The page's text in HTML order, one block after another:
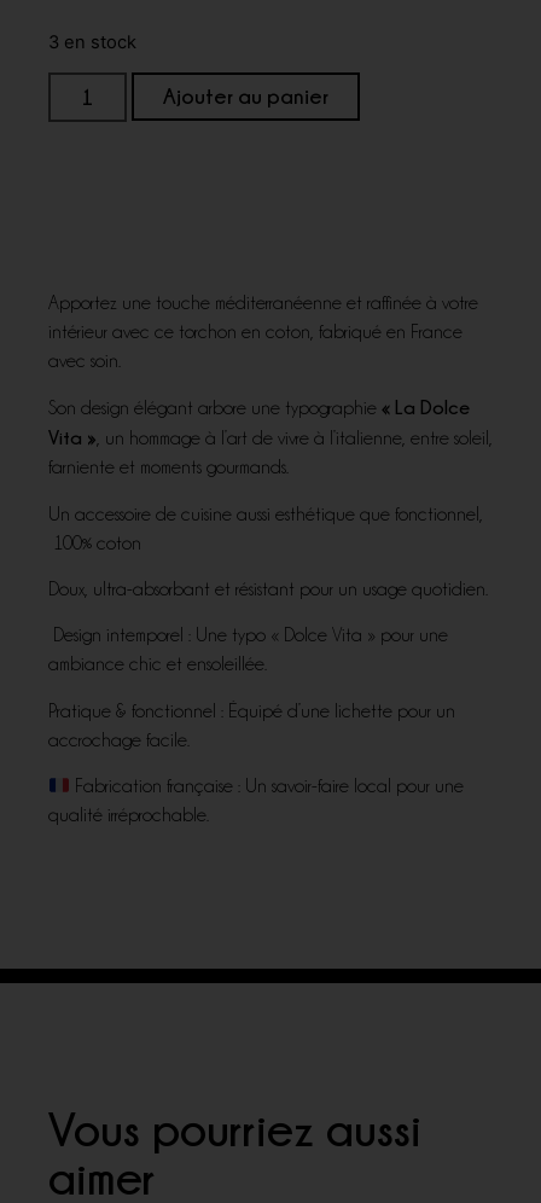
3 en stock
Ajouter au panier
Apportez une touche méditerranéenne et raffinée à votre
intérieur avec ce torchon en coton, fabriqué en France
avec soin.
Son design élégant arbore une typographie « La Dolce
Vita » , un hommage à l’art de vivre à l’italienne, entre soleil,
farniente et moments gourmands.
Un accessoire de cuisine aussi esthétique que fonctionnel,
100% coton
Doux, ultra-absorbant et résistant pour un usage quotidien.
Design intemporel : Une typo « Dolce Vita » pour une
ambiance chic et ensoleillée.
Pratique & fonctionnel : Équipé d’une lichette pour un
accrochage facile.
Fabrication française : Un savoir-faire local pour une
qualité irréprochable.
Vous pourriez aussi
aimer